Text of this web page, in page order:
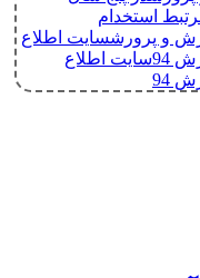
مرتبط استخدام
و پرورشسایت اطلاع
94
سایت اطلاع
94